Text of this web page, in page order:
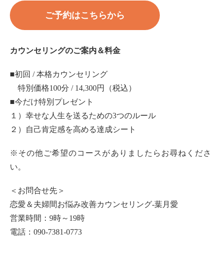
ご予約はこちらから
カウンセリングのご案内＆料金
■初回 / 本格カウンセリング
特別価格100分 / 14,300円（税込）
■今だけ特別プレゼント
１）幸せな人生を送るための3つのルール
２）自己肯定感を高める達成シート
※その他ご希望のコースがありましたらお尋ねくださ
い。
＜お問合せ先＞
恋愛＆夫婦間お悩み改善カウンセリング-葉月愛
営業時間：9時～19時
電話：090-7381-0773